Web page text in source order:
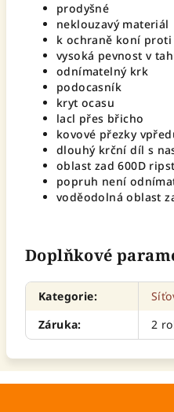
prodyšné
neklouzavý materiál
k ochraně koní proti
vysoká pevnost v
odnímatelný krk
podocasník
kryt ocasu
lacl přes břicho
kovové přezky
dlouhý krční díl s
oblast zad 600D
popruh není
voděodolná oblast
Doplňkové
Kategorie:
Záruka: 2